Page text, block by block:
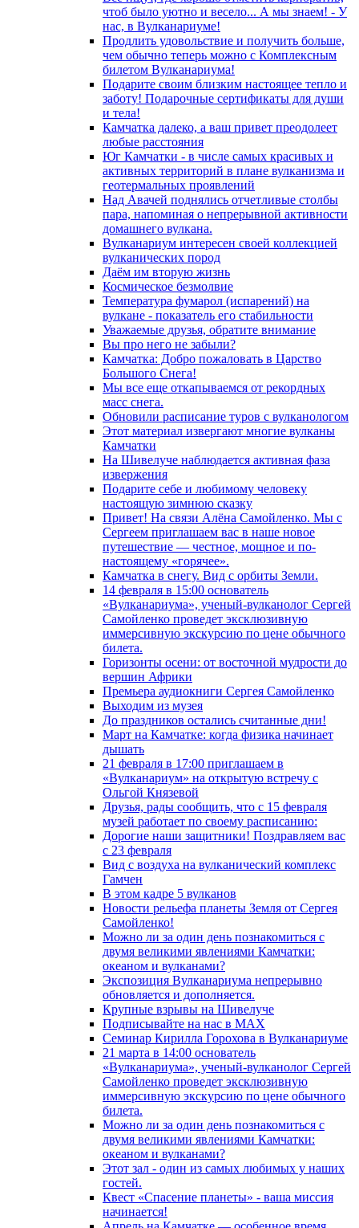
чтоб было уютно и весело... А мы знаем! - У
нас, в Вулканариуме!
Продлить удовольствие и получить больше,
чем обычно теперь можно с Комплексным
билетом Вулканариума!
Подарите своим близким настоящее тепло и
заботу! Подарочные сертификаты для души
и тела!
Камчатка далеко, а ваш привет преодолеет
любые расстояния
Юг Камчатки - в числе самых красивых и
активных территорий в плане вулканизма и
геотермальных проявлений
Над Авачей поднялись отчетливые столбы
пара, напоминая о непрерывной активности
домашнего вулкана.
Вулканариум интересен своей коллекцией
вулканических пород
Даём им вторую жизнь
Космическое безмолвие
Температура фумарол (испарений) на
вулкане - показатель его стабильности
Уважаемые друзья, обратите внимание
Вы про него не забыли?
Камчатка: Добро пожаловать в Царство
Большого Снега!
Мы все еще откапываемся от рекордных
масс снега.
Обновили расписание туров с вулканологом
Этот материал извергают многие вулканы
Камчатки
На Шивелуче наблюдается активная фаза
извержения
Подарите себе и любимому человеку
настоящую зимнюю сказку
Привет! На связи Алёна Самойленко. Мы с
Сергеем приглашаем вас в наше новое
путешествие — честное, мощное и по-
настоящему «горячее».
Камчатка в снегу. Вид с орбиты Земли.
14 февраля в 15:00 основатель
«Вулканариума», ученый-вулканолог Сергей
Самойленко проведет эксклюзивную
иммерсивную экскурсию по цене обычного
билета.
Горизонты осени: от восточной мудрости до
вершин Африки
Премьера аудиокниги Сергея Самойленко
Выходим из музея
До праздников остались считанные дни!
Март на Камчатке: когда физика начинает
дышать
21 февраля в 17:00 приглашаем в
«Вулканариум» на открытую встречу с
Ольгой Князевой
Друзья, рады сообщить, что с 15 февраля
музей работает по своему расписанию:
Дорогие наши защитники! Поздравляем вас
с 23 февраля
Вид с воздуха на вулканический комплекс
Гамчен
В этом кадре 5 вулканов
Новости рельефа планеты Земля от Сергея
Самойленко!
Можно ли за один день познакомиться с
двумя великими явлениями Камчатки:
океаном и вулканами?
Экспозиция Вулканариума непрерывно
обновляется и дополняется.
Крупные взрывы на Шивелуче
Подписывайте на нас в MAX
Семинар Кирилла Горохова в Вулканариуме
21 марта в 14:00 основатель
«Вулканариума», ученый-вулканолог Сергей
Самойленко проведет эксклюзивную
иммерсивную экскурсию по цене обычного
билета.
Можно ли за один день познакомиться с
двумя великими явлениями Камчатки:
океаном и вулканами?
Этот зал - один из самых любимых у наших
гостей.
Квест «Спасение планеты» - ваша миссия
начинается!